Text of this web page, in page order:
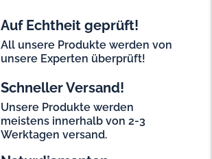
Auf Echtheit geprüft!
All unsere Produkte werden von
unsere Experten überprüft!
Schneller Versand!
Unsere Produkte werden
meistens innerhalb von 2-3
Werktagen versand.